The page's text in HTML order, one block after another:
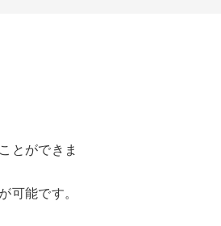
とができま
可能です。